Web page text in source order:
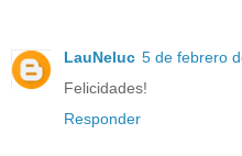
LauNeluc 5 de febrero
Felicidades!
Responder